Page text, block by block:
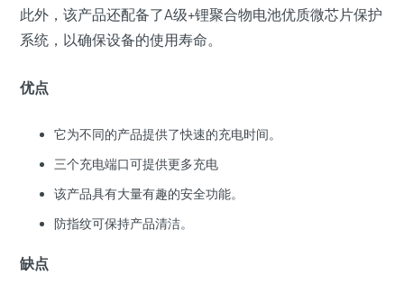
此外，该产品还配备了A级+锂聚合物电池优质微芯片保护
系统，以确保设备的使用寿命。
优点
它为不同的产品提供了快速的充电时间。
三个充电端口可提供更多充电
该产品具有大量有趣的安全功能。
防指纹可保持产品清洁。
缺点